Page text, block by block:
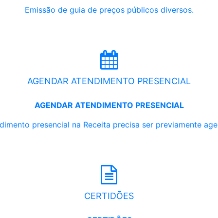
Emissão de guia de preços públicos diversos.
AGENDAR ATENDIMENTO PRESENCIAL
AGENDAR ATENDIMENTO PRESENCIAL
presencial na Receita precisa ser previamente
CERTIDÕES